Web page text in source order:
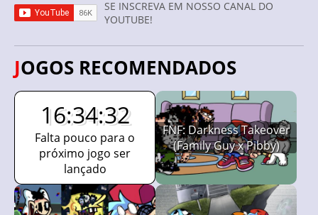
SE INSCREVA EM NOSSO CANAL DO
YOUTUBE!
JOGOS RECOMENDADOS
16:34:31
Falta pouco para o
próximo jogo ser
lançado
FNF: Darkness Takeover
(Family Guy x Pibby)